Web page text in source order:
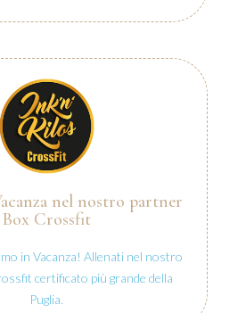
nel nostro partner
Box Crossfit
in Vacanza! Allenati nel nostro
certificato più grande della
Puglia.